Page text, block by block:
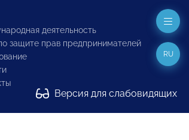
деятельность
защите прав предпринимателей
Версия для слабовидящих
RU